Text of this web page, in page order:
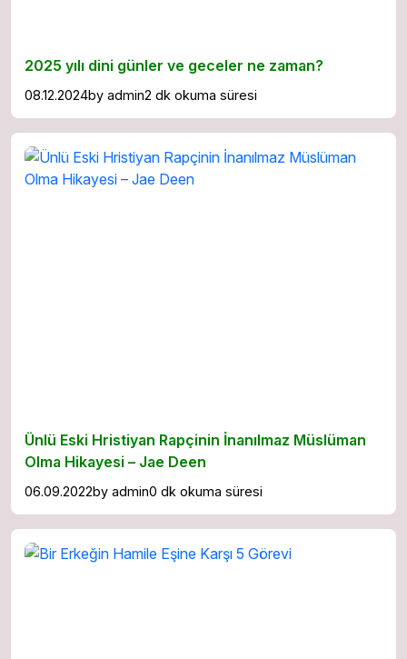
2025 yılı dini günler ve geceler ne zaman?
08.12.2024by admin2 dk okuma süresi
Ünlü Eski Hristiyan Rapçinin İnanılmaz Müslüman
Olma Hikayesi – Jae Deen
06.09.2022by admin0 dk okuma süresi